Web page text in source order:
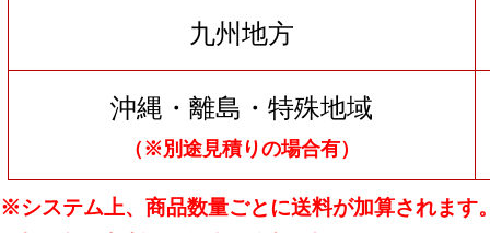
九州地方
沖縄・離島・特殊地域
（※別途見積りの場合有）
※システム上、商品数量ごとに送料が加算されます